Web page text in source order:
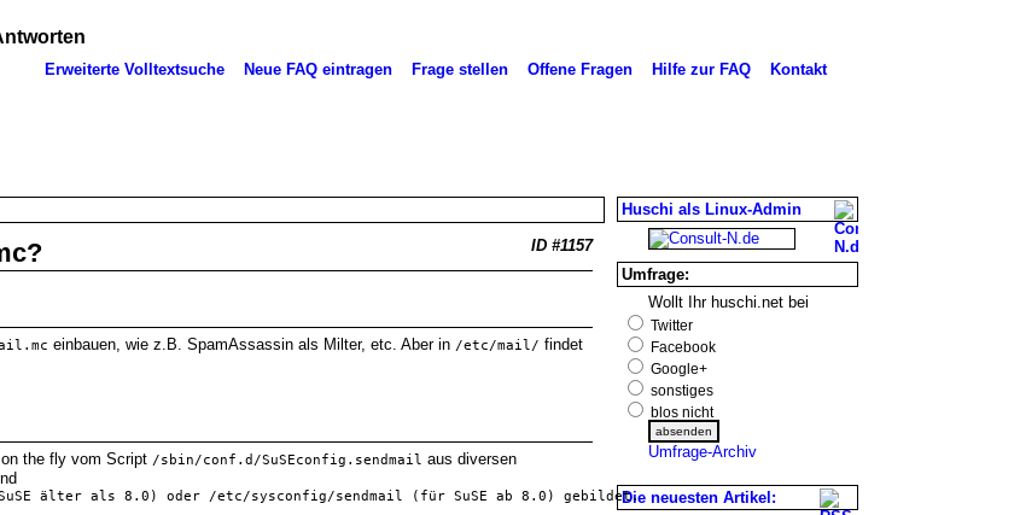
Kontakt
Hilfe zur FAQ
Offene Fragen
Frage stellen
Neue FAQ eintragen
Erweiterte Volltextsuche
Huschi als Linux-Admin
Umfrage:
Wollt Ihr huschi.net bei
Twitter
Facebook
Google+
sonstiges
blos nicht
Umfrage-Archiv
Die neuesten Artikel:
ID #1157
einbauen, wie z.B. SpamAssassin als Milter, etc. Aber in /etc/mail/ findet
the fly vom Script /sbin/conf.d/SuSEconfig.sendmail aus diversen
älter als 8.0) oder /etc/sysconfig/sendmail (für SuSE ab 8.0) gebildet.